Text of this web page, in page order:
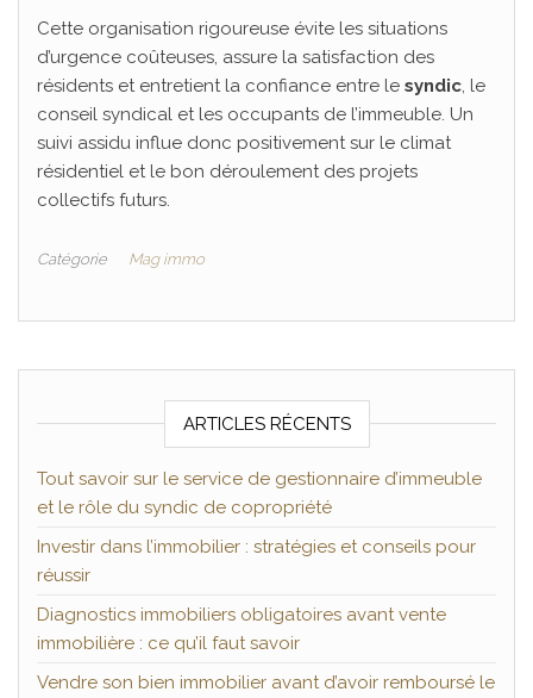
Cette organisation rigoureuse évite les situations
d’urgence coûteuses, assure la satisfaction des
résidents et entretient la confiance entre le syndic , le
conseil syndical et les occupants de l’immeuble. Un
suivi assidu influe donc positivement sur le climat
résidentiel et le bon déroulement des projets
collectifs futurs.
Catégorie Mag immo
ARTICLES RÉCENTS
Tout savoir sur le service de gestionnaire d’immeuble
et le rôle du syndic de copropriété
Investir dans l’immobilier : stratégies et conseils pour
réussir
Diagnostics immobiliers obligatoires avant vente
immobilière : ce qu’il faut savoir
Vendre son bien immobilier avant d’avoir remboursé le